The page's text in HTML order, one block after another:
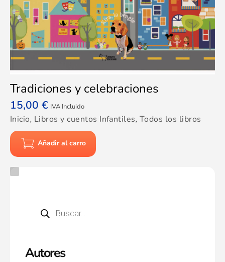
Autores
Tradiciones y celebraciones
15,00 € IVA Incluido
Inicio, Libros y cuentos Infantiles, Todos los libros
Añadir al carro